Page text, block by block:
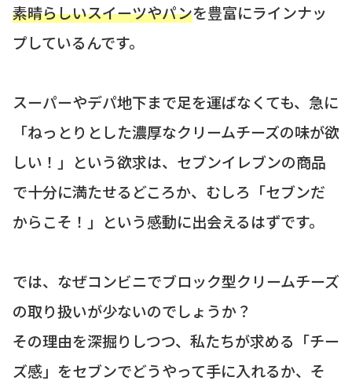
素晴らしいスイーツやパンを豊富にラインナッ
プしているんです。
スーパーやデパ地下まで足を運ばなくても、急に
「ねっとりとした濃厚なクリームチーズの味が欲
しい！」という欲求は、セブンイレブンの商品
で十分に満たせるどころか、むしろ「セブンだ
からこそ！」という感動に出会えるはずです。
では、なぜコンビニでブロック型クリームチーズ
の取り扱いが少ないのでしょうか？
その理由を深掘りしつつ、私たちが求める「チー
ズ感」をセブンでどうやって手に入れるか、そ